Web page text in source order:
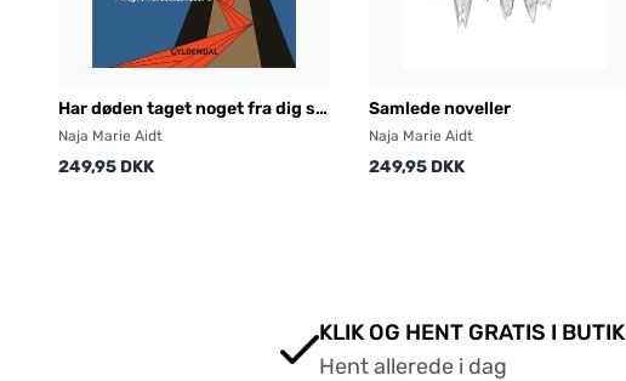
Har døden taget noget fra dig så
giv det tilbage
Naja Marie Aidt
249,95 DKK
Samlede noveller
Naja Marie Aidt
249,95 DKK
KLIK OG HENT GRATIS I BUTIK
Hent allerede i dag